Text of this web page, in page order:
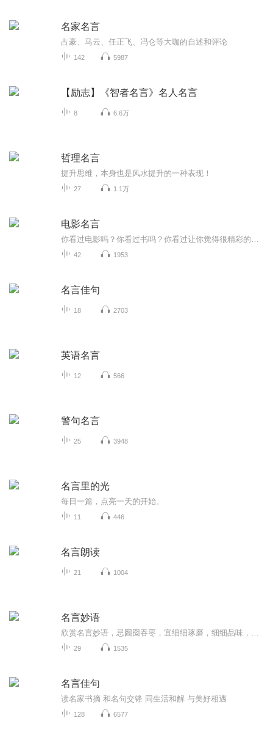
名家名言
占豪、马云、任正飞、冯仑等大咖的自述和评论
142 5987
【励志】《智者名言》名人名言
8 6.6万
哲理名言
提升思维，本身也是风水提升的一种表现！
27 1.1万
电影名言
42 1953
名言佳句
18 2703
英语名言
12 566
警句名言
25 3948
名言里的光
每日一篇，点亮一天的开始。
11 446
名言朗读
21 1004
名言妙语
29 1535
名言佳句
读名家书摘 和名句交锋 同生活和解 与美好相遇
128 6577